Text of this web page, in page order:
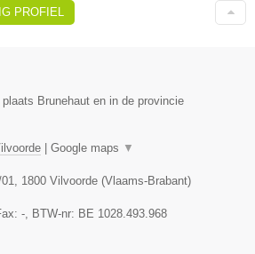
PROFIEL
Brunehaut en in de provincie
| Google maps ▼
1800 Vilvoorde (Vlaams-Brabant)
- , BTW-nr: BE 1028.493.968